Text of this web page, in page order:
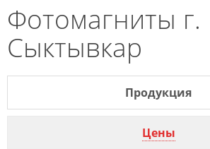
Фотомагниты г.
Сыктывкар
Продукция
Цены